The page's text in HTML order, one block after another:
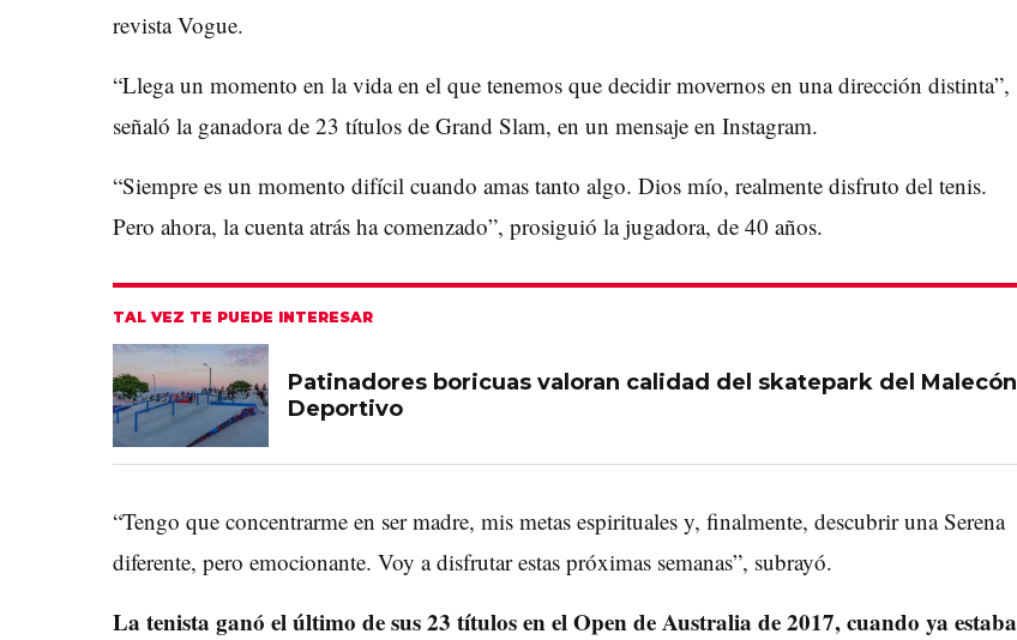
revista Vogue.
“Llega un momento en la vida en el que tenemos que decidir movernos en una dirección distinta”,
señaló la ganadora de 23 títulos de Grand Slam, en un mensaje en Instagram.
“Siempre es un momento difícil cuando amas tanto algo. Dios mío, realmente disfruto del tenis.
Pero ahora, la cuenta atrás ha comenzado”, prosiguió la jugadora, de 40 años.
TAL VEZ TE PUEDE INTERESAR
Patinadores boricuas valoran calidad del skatepark del Malecón
Deportivo
“Tengo que concentrarme en ser madre, mis metas espirituales y, finalmente, descubrir una Serena
diferente, pero emocionante. Voy a disfrutar estas próximas semanas”, subrayó.
La tenista ganó el último de sus 23 títulos en el Open de Australia de 2017, cuando ya estaba